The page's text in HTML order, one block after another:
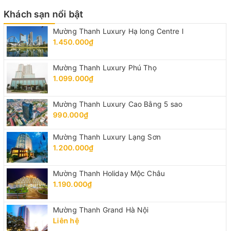
Khách sạn nổi bật
Mường Thanh Luxury Hạ long Centre I
1.450.000₫
Mường Thanh Luxury Phú Thọ
1.099.000₫
Mường Thanh Luxury Cao Bằng 5 sao
990.000₫
Mường Thanh Luxury Lạng Sơn
1.200.000₫
Mường Thanh Holiday Mộc Châu
1.190.000₫
Mường Thanh Grand Hà Nội
Liên hệ